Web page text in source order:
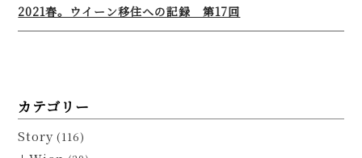
2021春。ウイーン移住への記録 第17回
カテゴリー
Story (116)